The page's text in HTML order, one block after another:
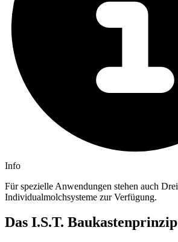
Info
Für spezielle Anwendungen stehen auch
Individualmolchsysteme zur Verfügung.
Das I.S.T. Baukastenprinzip